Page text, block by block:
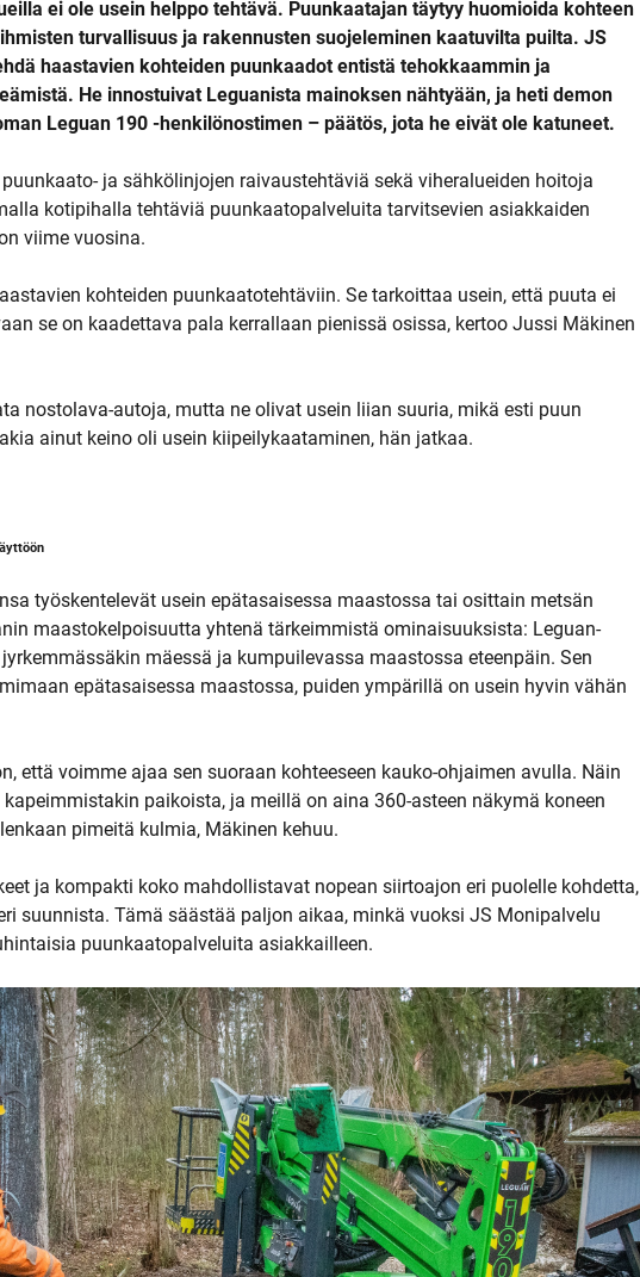
ei ole usein helppo tehtävä. Puunkaatajan täytyy huomioida kohteen
turvallisuus ja rakennusten suojeleminen kaatuvilta puilta. JS
haastavien kohteiden puunkaadot entistä tehokkaammin ja
He innostuivat Leguanista mainoksen nähtyään, ja heti demon
Leguan 190 -henkilönostimen – päätös, jota he eivät ole katuneet.
ja sähkölinjojen raivaustehtäviä sekä viheralueiden hoitoja
kotipihalla tehtäviä puunkaatopalveluita tarvitsevien asiakkaiden
viime vuosina.
kohteiden puunkaatotehtäviin. Se tarkoittaa usein, että puuta ei
se on kaadettava pala kerrallaan pienissä osissa, kertoo Jussi Mäkinen
nostolava-autoja, mutta ne olivat usein liian suuria, mikä esti puun
ainut keino oli usein kiipeilykaataminen, hän jatkaa.
työskentelevät usein epätasaisessa maastossa tai osittain metsän
maastokelpoisuutta yhtenä tärkeimmistä ominaisuuksista: Leguan-
mäessä ja kumpuilevassa maastossa eteenpäin. Sen
epätasaisessa maastossa, puiden ympärillä on usein hyvin vähän
että voimme ajaa sen suoraan kohteeseen kauko-ohjaimen avulla. Näin
paikoista, ja meillä on aina 360-asteen näkymä koneen
pimeitä kulmia, Mäkinen kehuu.
ja kompakti koko mahdollistavat nopean siirtoajon eri puolelle kohdetta,
suunnista. Tämä säästää paljon aikaa, minkä vuoksi JS Monipalvelu
puunkaatopalveluita asiakkailleen.